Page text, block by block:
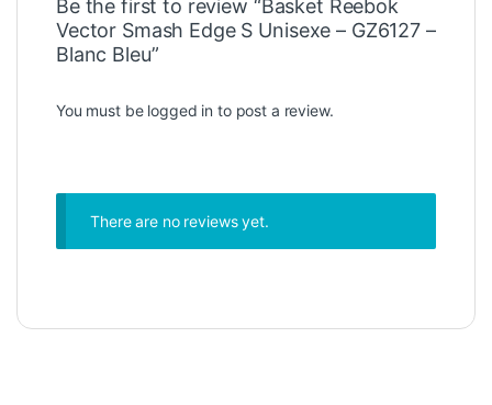
Be the first to review “Basket Reebok
Vector Smash Edge S Unisexe – GZ6127 –
Blanc Bleu”
You must be logged in to post a review.
There are no reviews yet.